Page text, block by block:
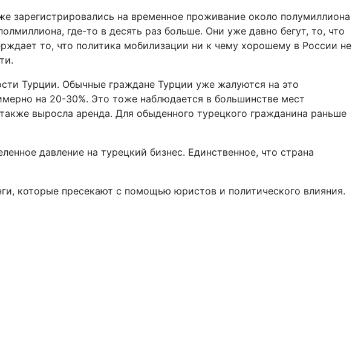
зарегистрировались на временное проживание около полумиллиона
где-то в десять раз больше. Они уже давно бегут, то, что
то, что политика мобилизации ни к чему хорошему в России не
Турции. Обычные граждане Турции уже жалуются на это
на 20-30%. Это тоже наблюдается в большинстве мест
выросла аренда. Для обыденного турецкого гражданина раньше
давление на турецкий бизнес. Единственное, что страна
которые пресекают с помощью юристов и политического влияния.